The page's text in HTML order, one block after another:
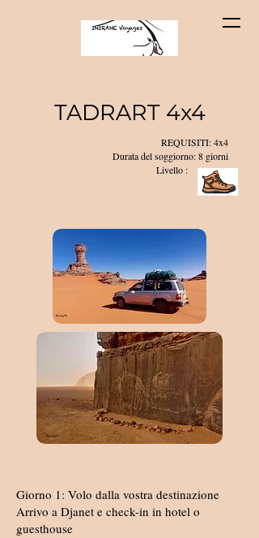
TADRART 4x4
REQUISITI: 4x4
Durata del soggiorno: 8 giorni
Livello :
Giorno 1: Volo dalla vostra destinazione
Arrivo a Djanet e check-in in hotel o
guesthouse